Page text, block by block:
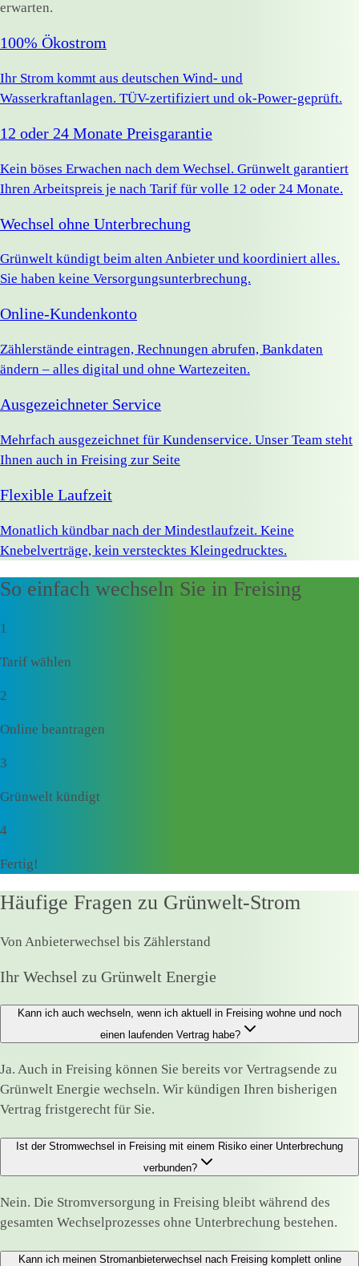
erwarten.
100% Ökostrom
Ihr Strom kommt aus deutschen Wind- und
Wasserkraftanlagen. TÜV-zertifiziert und ok-Power-geprüft.
12 oder 24 Monate Preisgarantie
Kein böses Erwachen nach dem Wechsel. Grünwelt garantiert
Ihren Arbeitspreis je nach Tarif für volle 12 oder 24 Monate.
Wechsel ohne Unterbrechung
Grünwelt kündigt beim alten Anbieter und koordiniert alles.
Sie haben keine Versorgungsunterbrechung.
Online-Kundenkonto
Zählerstände eintragen, Rechnungen abrufen, Bankdaten
ändern – alles digital und ohne Wartezeiten.
Ausgezeichneter Service
Mehrfach ausgezeichnet für Kundenservice. Unser Team steht
Ihnen auch in Freising zur Seite
Flexible Laufzeit
Monatlich kündbar nach der Mindestlaufzeit. Keine
Knebelverträge, kein verstecktes Kleingedrucktes.
So einfach wechseln Sie in Freising
1
Tarif wählen
2
Online beantragen
3
Grünwelt kündigt
4
Fertig!
Häufige Fragen zu Grünwelt-Strom
Von Anbieterwechsel bis Zählerstand
Ihr Wechsel zu Grünwelt Energie
Kann ich auch wechseln, wenn ich aktuell in Freising wohne und noch
einen laufenden Vertrag habe?
Ja. Auch in Freising können Sie bereits vor Vertragsende zu
Grünwelt Energie wechseln. Wir kündigen Ihren bisherigen
Vertrag fristgerecht für Sie.
Ist der Stromwechsel in Freising mit einem Risiko einer Unterbrechung
verbunden?
Nein. Die Stromversorgung in Freising bleibt während des
gesamten Wechselprozesses ohne Unterbrechung bestehen.
Kann ich meinen Stromanbieterwechsel nach Freising komplett online